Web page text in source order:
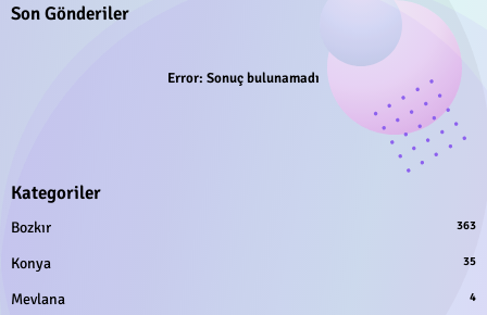
Son Gönderiler
Error: Sonuç bulunamadı
Kategoriler
Bozkır 363
Konya 35
Mevlana 4